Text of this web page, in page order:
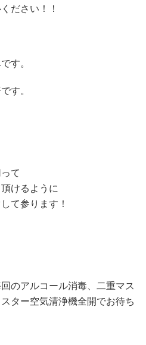
ださい！！
す。
す。
て
けるように
て参ります！
のアルコール消毒、二重マス
ター空気清浄機全開でお待ち